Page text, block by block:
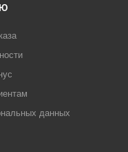
данных